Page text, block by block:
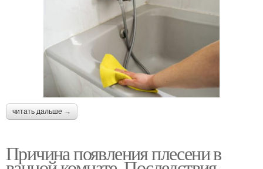
читать дальше →
Причина появления плесени в